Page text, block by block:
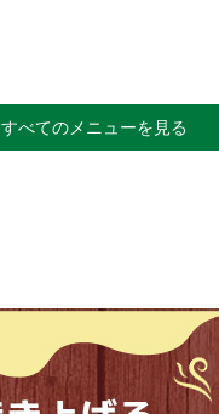
すべてのメニューを見る